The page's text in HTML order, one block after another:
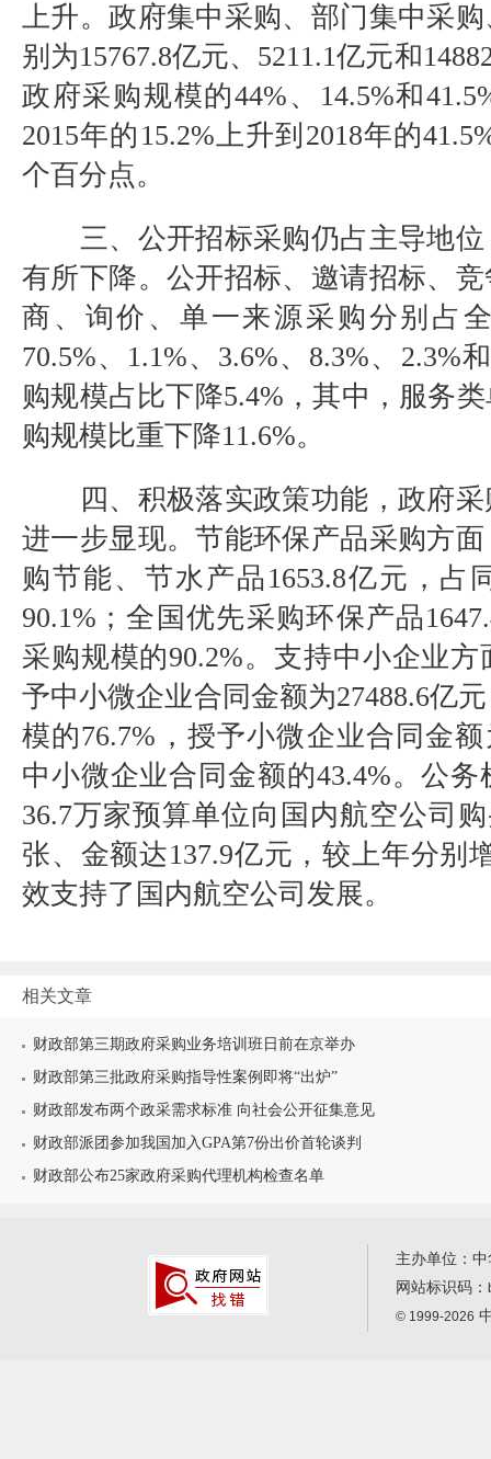
上升。政府集中采购、部门集中采
别为15767.8亿元、5211.1亿元和
政府采购规模的44%、14.5%和
2015年的15.2%上升到2018年的
个百分点。
三、公开招标采购仍占主导地
有所下降。 公开招标、邀请招标、
商、询价、单一来源采购分别占
70.5%、1.1%、3.6%、8.3%、2.3%
购规模占比下降5.4%，其中，服务
购规模比重下降11.6%。
四、积极落实政策功能，政府
进一步显现。节能环保产品采购方面
购节能、节水产品 1653.8亿元，占
90.1%；全国优先采购环保产品
采购规模的90.2%。 支持中小企业方
予中小微企业合同金额为27488.6亿
模的76.7%，授予小微企业合同金
中小微企业合同金额的43.4%。公务
36.7万家预算单位向国内航空公司
张、金额达137.9亿元，较上年分别
效支持了国内航空公司发展。
相关文章
财政部第三期政府采购业务培训班日前在京举办
财政部第三批政府采购指导性案例即将“出炉”
财政部发布两个政采需求标准 向社会公开征集意见
财政部派团参加我国加入GPA第7份出价首轮谈判
财政部公布25家政府采购代理机构检查名单
主办单位：
网站标识码：
© 1999-2026